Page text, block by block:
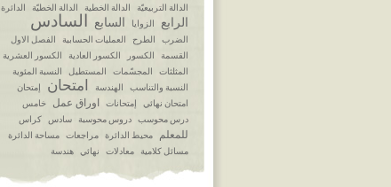
الدالة التربيعيّة
الدالة الخطية الدالة الخطيّة الدائرة
الرابع الزوايا السابع السادس
الضرب الطرح العمليات الحسابية
الفصل الاول
القسمة
الكسور الكسور العادية
الكسور العشرية
المثلثات
المجسّمات المستطيل
النسبة المئوية
النسبة والتناسب
الهندسة امتحان
إمتحان
امتحان نهائي
إمتحانات اوراق عمل
خامس
درس محوسب
دروس محوسبة سادس كراس
للمعلم محيط الدائرة مراجعات
مساحة الدائرة
مسائل كلامية
معادلات نهائي هندسة